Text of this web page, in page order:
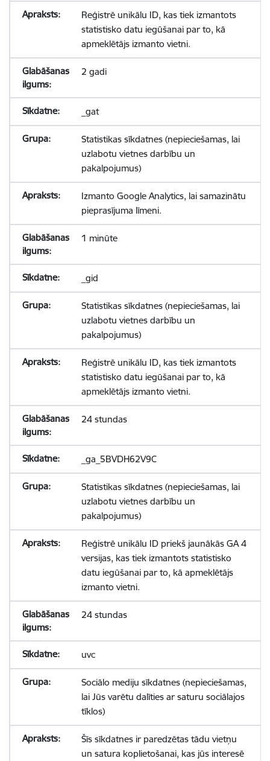
Reģistrē unikālu ID, kas tiek izmantots
statistisko datu iegūšanai par to, kā
apmeklētājs izmanto vietni.
2 gadi
_gat
Statistikas sīkdatnes (nepieciešamas, lai
uzlabotu vietnes darbību un
pakalpojumus)
Izmanto Google Analytics, lai samazinātu
pieprasījuma līmeni.
1 minūte
_gid
Statistikas sīkdatnes (nepieciešamas, lai
uzlabotu vietnes darbību un
pakalpojumus)
Reģistrē unikālu ID, kas tiek izmantots
statistisko datu iegūšanai par to, kā
apmeklētājs izmanto vietni.
24 stundas
_ga_5BVDH62V9C
Statistikas sīkdatnes (nepieciešamas, lai
uzlabotu vietnes darbību un
pakalpojumus)
Reģistrē unikālu ID priekš jaunākās GA 4
versijas, kas tiek izmantots statistisko
datu iegūšanai par to, kā apmeklētājs
izmanto vietni.
24 stundas
uvc
Sociālo mediju sīkdatnes (nepieciešamas,
lai Jūs varētu dalīties ar saturu sociālajos
tīklos)
Šīs sīkdatnes ir paredzētas tādu vietņu
un satura koplietošanai, kas jūs interesē